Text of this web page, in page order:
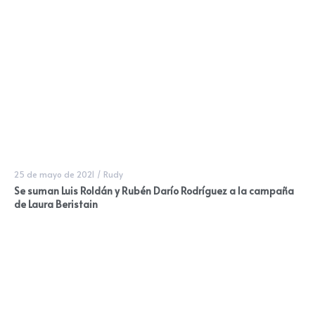
25 de mayo de 2021 / Rudy
Se suman Luis Roldán y Rubén Darío Rodríguez a la campaña
de Laura Beristain